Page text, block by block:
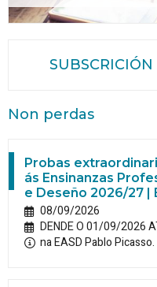
Non perdas
Probas
ás Ensinanzas
e Deseño 2026/27 |
08/09/2026
DENDE O 01/09/2026
na EASD Pablo Picasso.